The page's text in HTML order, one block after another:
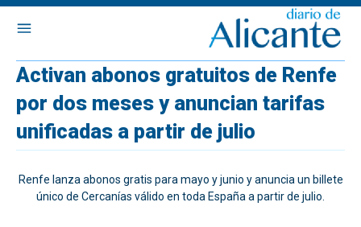
Activan abonos gratuitos de Renfe
por dos meses y anuncian tarifas
unificadas a partir de julio
Renfe lanza abonos gratis para mayo y junio y anuncia un billete
único de Cercanías válido en toda España a partir de julio.